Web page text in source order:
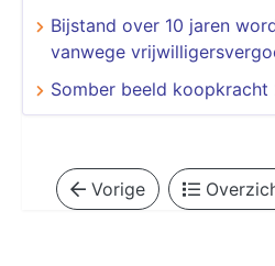
Bijstand over 10 jaren
vanwege
Somber beeld koopkracht
Vorige